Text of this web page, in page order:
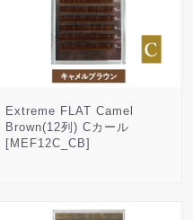
Extreme FLAT Camel
Brown(12列) Cカール
[MEF12C_CB]